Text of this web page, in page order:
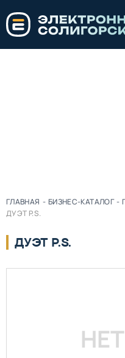
ГЛАВНАЯ - БИЗНЕС-КАТАЛОГ -
ДУЭТ P.S.
ДУЭТ P.S.